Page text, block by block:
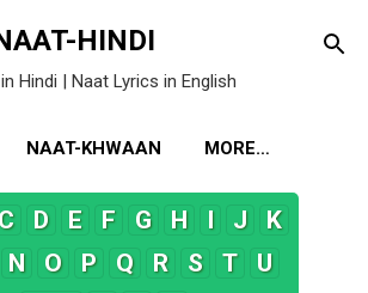
Skip to main content
HINDI
Hindi | Naat Lyrics in English
NAAT-KHWAAN MORE…
C D E F G H I J
K
N O P Q R S T
U